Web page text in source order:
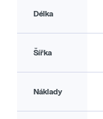
Délka
Šířka
Náklady